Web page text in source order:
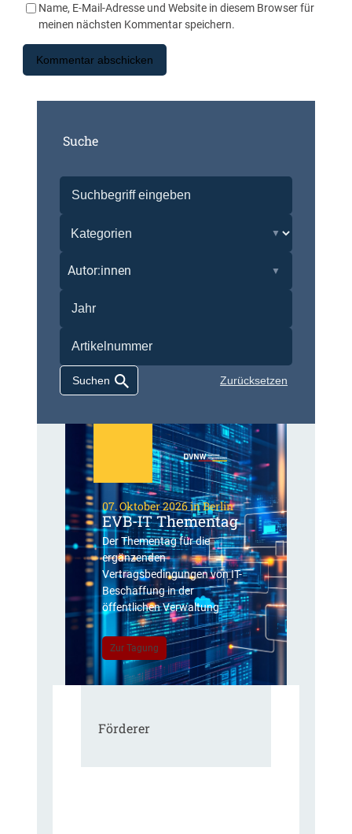
Name, E-Mail-Adresse und Website in diesem Browser für
meinen nächsten Kommentar speichern.
Suche
Autor:innen
Zurücksetzen
07. Oktober 2026 in Berlin
EVB-IT Thementag
Der Thementag für die
ergänzenden
Vertragsbedingungen von IT-
Beschaffung in der
öffentlichen Verwaltung
Zur Tagung
Förderer